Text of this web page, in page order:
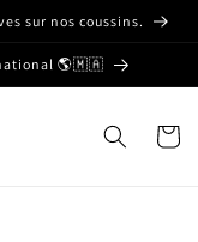
sur nos coussins.
🌎🇲🇦
Panier